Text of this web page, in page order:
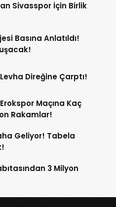
Sivasspor İçin Birlik
Basına Anlatıldı!
Direğine Çarptı!
Maçına Kaç
Rakamlar!
Geliyor! Tabela
3 Milyon